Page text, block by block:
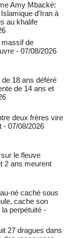
Amy Mbacké:
d'Iran à
au khalife
massif de
- 07/08/2026
18 ans déféré
de 14 ans et
deux frères vire
- 07/08/2026
le fleuve
2 ans meurent
né caché sous
cache son
perpétuité -
27 dragues dans